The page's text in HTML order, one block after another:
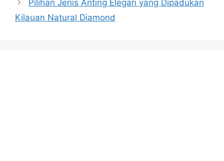
Pilihan Jenis Anting Elegan yang Dipadukan
Kilauan Natural Diamond